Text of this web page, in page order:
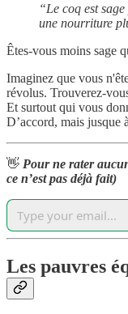
“Le coq est
une nourriture
Êtes-vous moins sage
Imaginez que vous
révolus. Trouverez-
Et surtout qui vous
D’accord, mais jusque
👋 Pour ne rater
ce n’est pas déjà fait)
Les pauvres